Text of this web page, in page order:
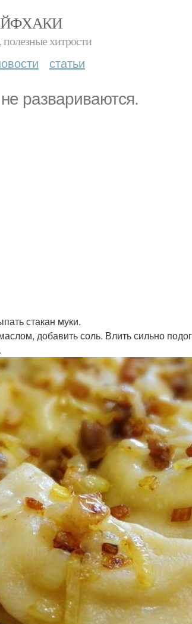
хитрости
статьи
развариваются.
стакан муки.
добавить соль. Влить сильно